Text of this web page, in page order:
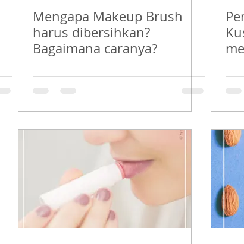
Mengapa Makeup Brush
harus dibersihkan?
Bagaimana caranya?